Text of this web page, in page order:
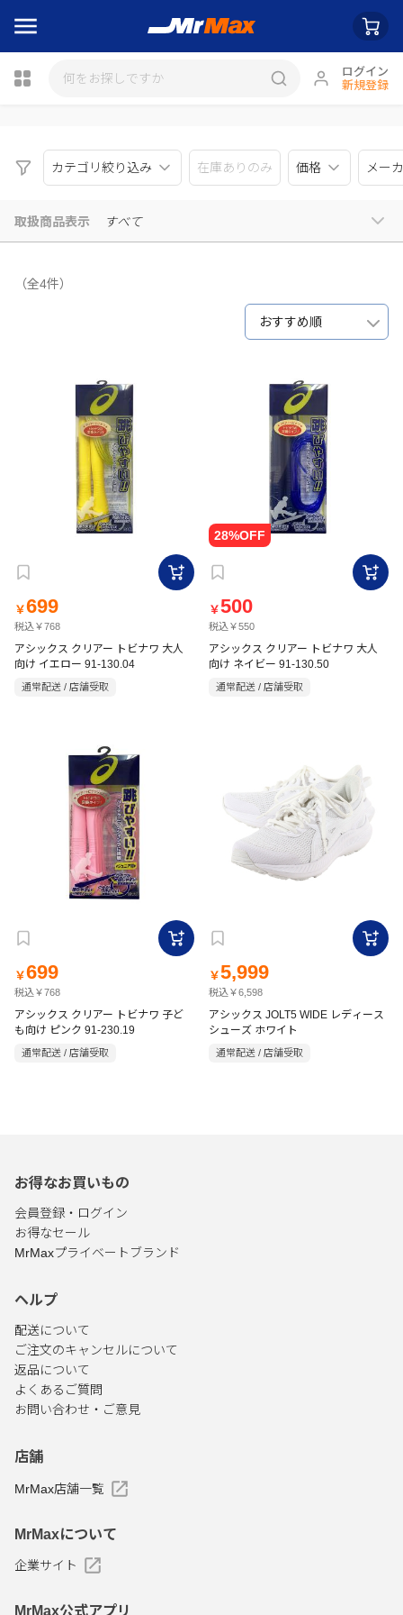
ログイン
新規登録
カテゴリ絞り込み 在庫ありのみ 価格 メー
取扱商品表示 すべて
（全4件）
おすすめ順
￥699
税込￥768
アシックス クリアー トビナワ 大人
向け イエロー 91-130.04
通常配送 / 店舗受取
￥500
税込￥550
アシックス クリアー トビナワ 大人
向け ネイビー 91-130.50
通常配送 / 店舗受取
￥699
税込￥768
アシックス クリアー トビナワ 子ど
も向け ピンク 91-230.19
通常配送 / 店舗受取
￥5,999
税込￥6,598
アシックス JOLT5 WIDE レディース
シューズ ホワイト
通常配送 / 店舗受取
お得なお買いもの
会員登録・ログイン
お得なセール
MrMaxプライベートブランド
ヘルプ
配送について
ご注文のキャンセルについて
返品について
よくあるご質問
お問い合わせ・ご意見
店舗
MrMax店舗一覧
MrMaxについて
企業サイト
MrMax公式アプリ